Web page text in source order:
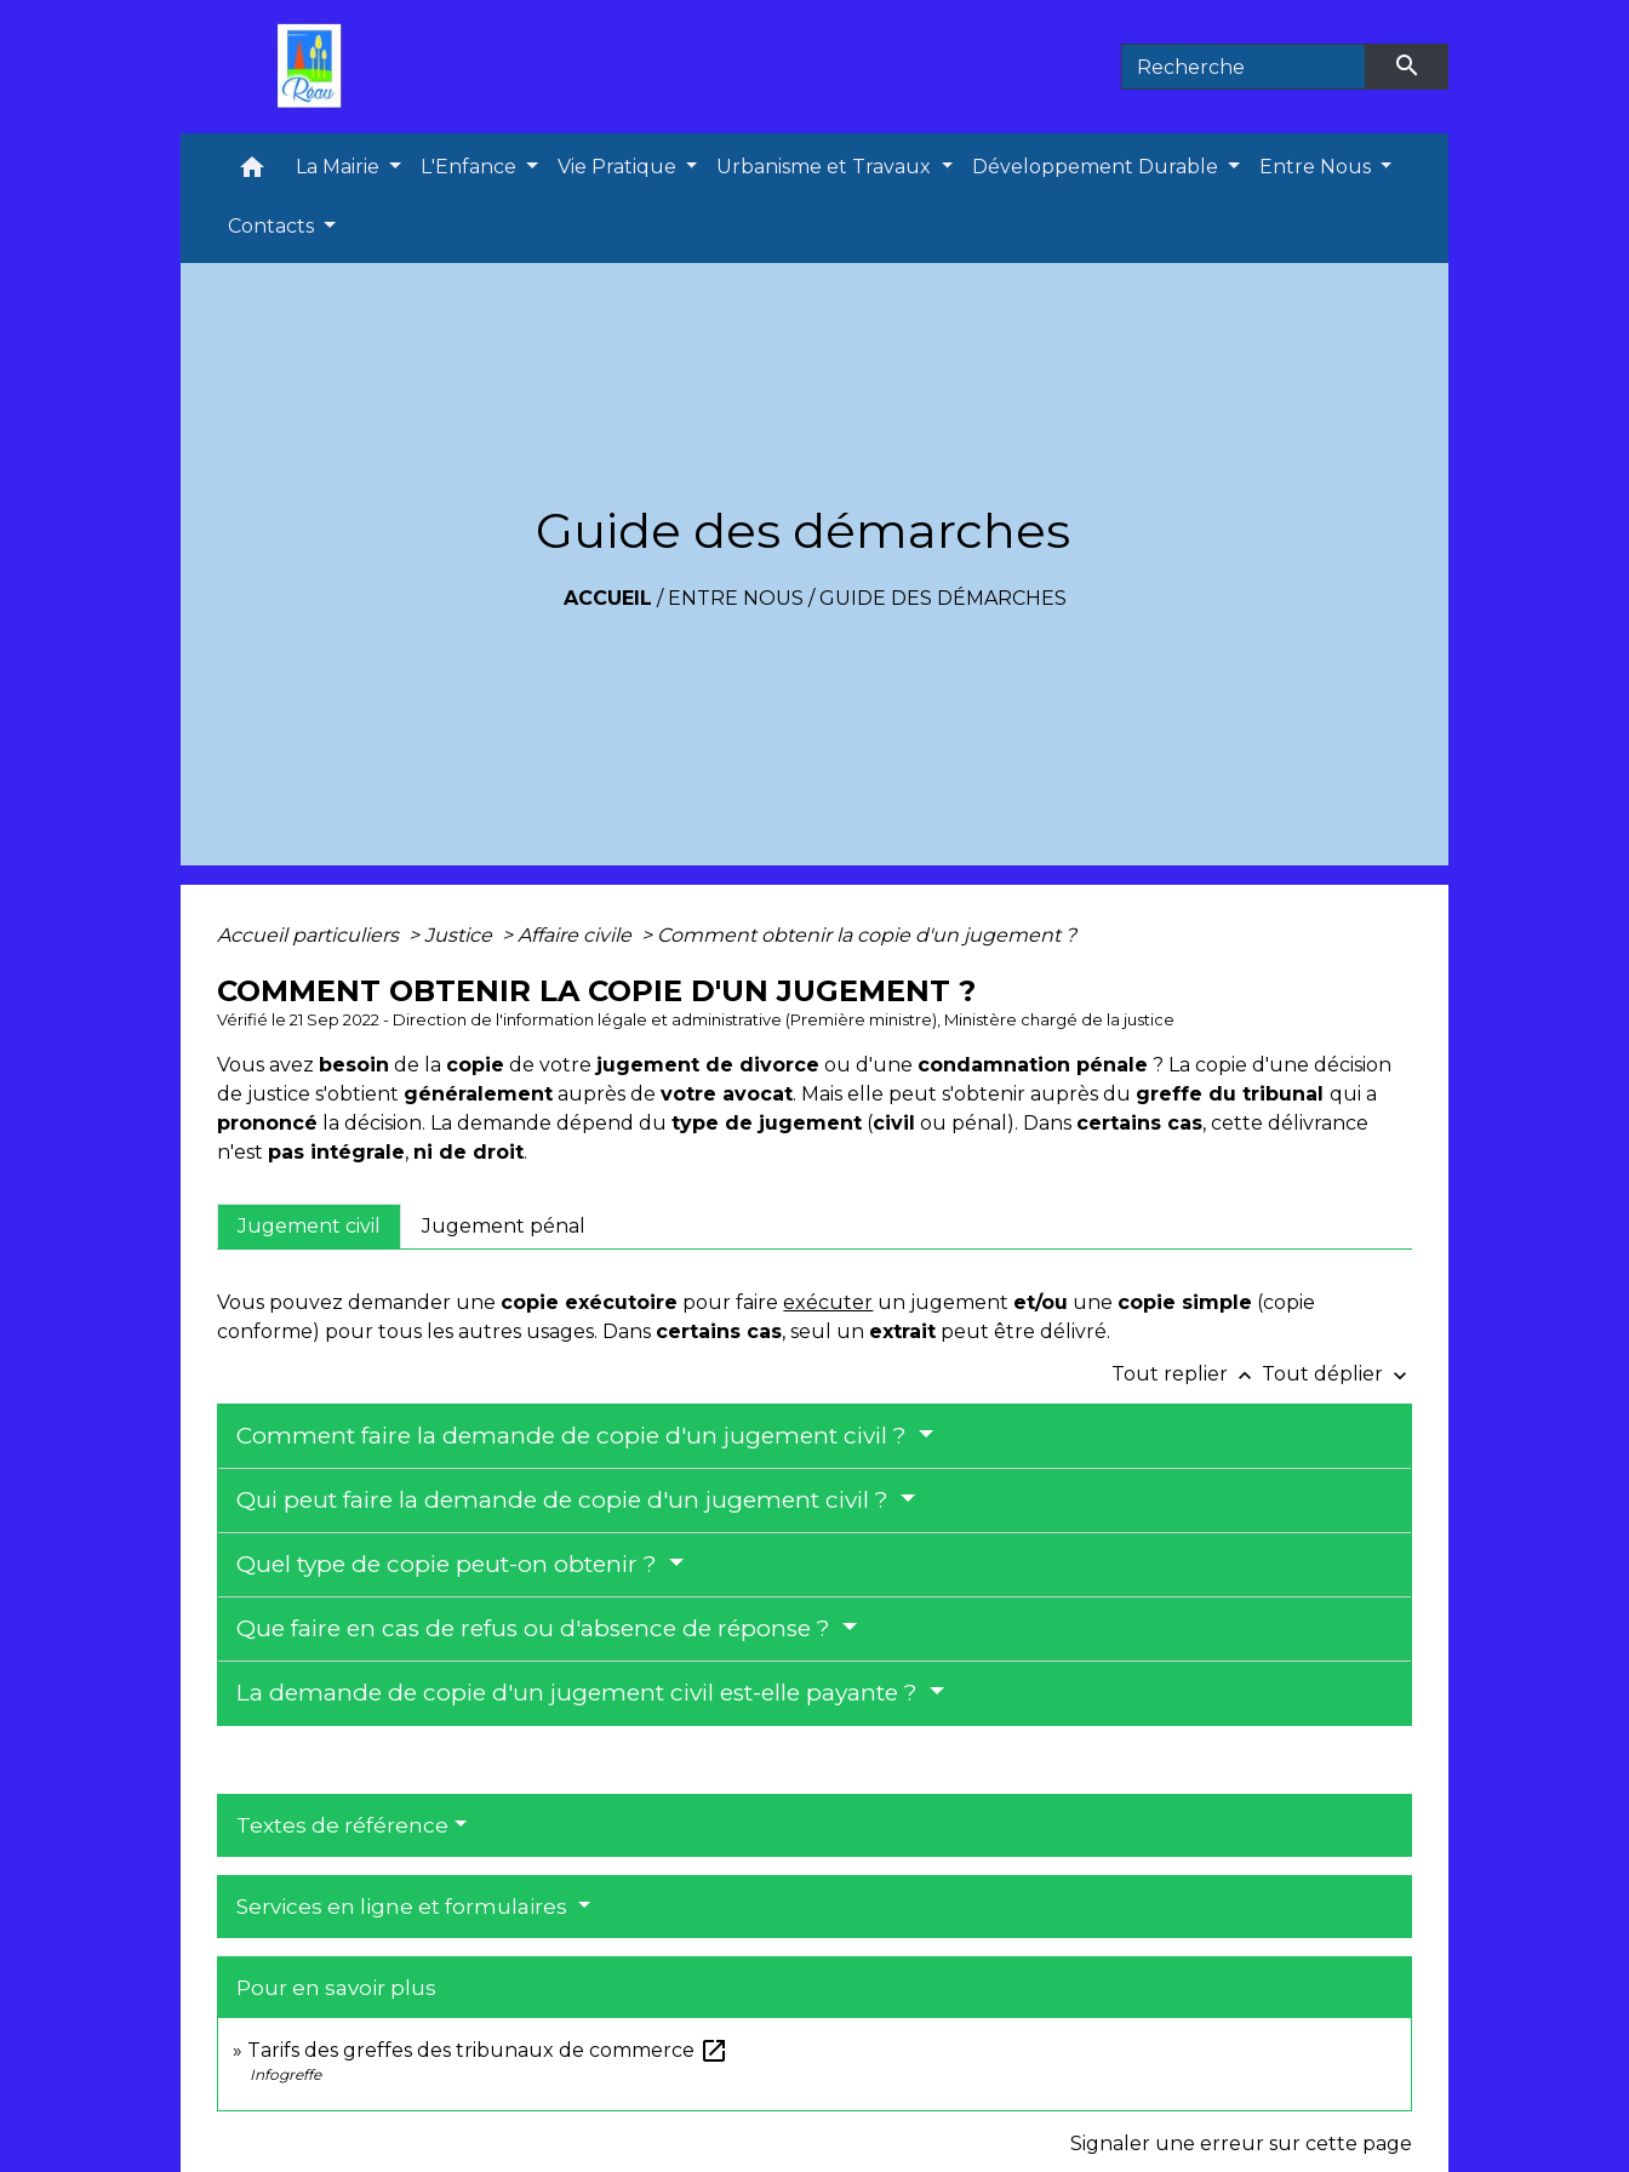
search
home La Mairie L'Enfance Vie Pratique Urbanisme et Travaux Développement Durable Entre Nous
Contacts
Guide des démarches
ACCUEIL / ENTRE NOUS /GUIDE DES DÉMARCHES
Accueil particuliers > Justice > Affaire civile > Comment obtenir la copie d'un jugement ?
COMMENT OBTENIR LA COPIE D'UN JUGEMENT ?
Vérifié le 21 Sep 2022 - Direction de l'information légale et administrative (Première ministre), Ministère chargé de la justice
Vous avez besoin de la copie de votre jugement de divorce ou d'une condamnation pénale ? La copie d'une décision
de justice s'obtient généralement auprès devotre avocat. Mais elle peut s'obtenir auprès du greffe du tribunalqui a
prononcé la décision. La demande dépend dutype de jugement (civil ou pénal). Dans certains cas, cette délivrance
n'est pas intégrale, ni de droit.
Jugement civil Jugement pénal
Vous pouvez demander une copie exécutoire pour faireexécuter un jugement et/ou une copie simple (copie
conforme) pour tous les autres usages. Dans certains cas, seul un extrait peut être délivré.
Tout replier keyboard_arrow_up Tout déplier keyboard_arrow_down
Comment faire la demande de copie d'un jugement civil ?
Qui peut faire la demande de copie d'un jugement civil ?
Quel type de copie peut-on obtenir ?
Que faire en cas de refus ou d'absence de réponse ?
La demande de copie d'un jugement civil est-elle payante ?
Textes de référence
Services en ligne et formulaires
Pour en savoir plus
Tarifs des greffes des tribunaux de commerce open_in_new
Infogreffe
Signaler une erreur sur cette page